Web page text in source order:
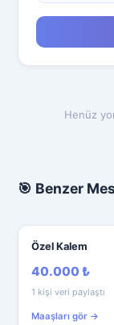
Henüz
🎯 Benzer
Özel Kalem
40.000 ₺
1 kişi veri paylaştı
Maaşları gör →